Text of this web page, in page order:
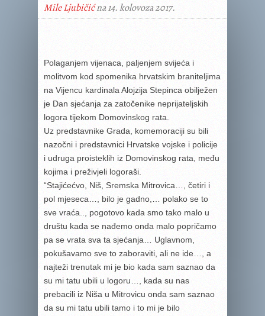
Mile Ljubičićna 14. kolovoza 2017.
Polaganjem vijenaca, paljenjem svijeća i
molitvom kod spomenika hrvatskim braniteljima
na Vijencu kardinala Alojzija Stepinca obilježen
je Dan sjećanja za zatočenike neprijateljskih
logora tijekom Domovinskog rata.
Uz predstavnike Grada, komemoraciji su bili
nazočni i predstavnici Hrvatske vojske i policije
i udruga proisteklih iz Domovinskog rata, među
kojima i preživjeli logoraši.
“Stajićećvo, Niš, Sremska Mitrovica…, četiri i
pol mjeseca…, bilo je gadno,… polako se to
sve vraća.., pogotovo kada smo tako malo u
društu kada se nađemo onda malo popričamo
pa se vrata sva ta sjećanja… Uglavnom,
pokušavamo sve to zaboraviti, ali ne ide…, a
najteži trenutak mi je bio kada sam saznao da
su mi tatu ubili u logoru…, kada su nas
prebacili iz Niša u Mitrovicu onda sam saznao
da su mi tatu ubili tamo i to mi je bilo